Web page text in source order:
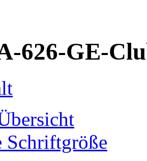
626-GE-
Schriftgröße